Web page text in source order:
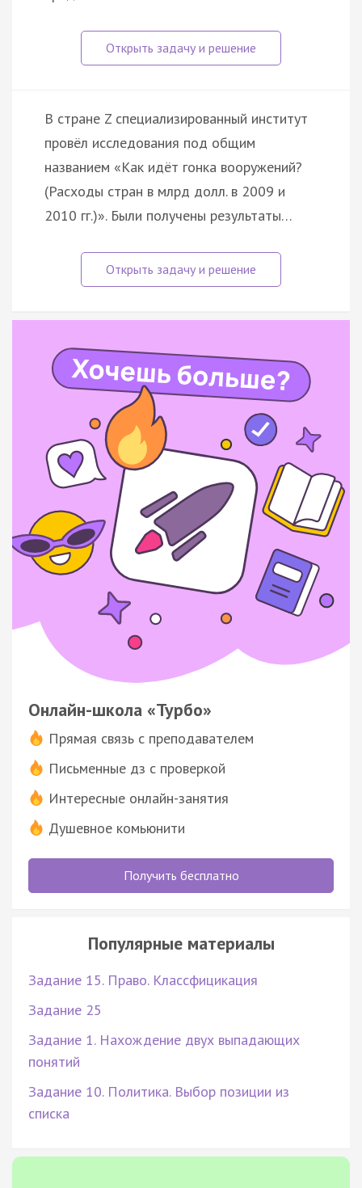
В стране Z специализированный институт
провёл исследования под общим
названием «Как идёт гонка вооружений?
(Расходы стран в млрд долл. в 2009 и
2010 гг.)». Были получены результаты…
Онлайн-школа «Турбо»
Прямая связь с преподавателем
Письменные дз с проверкой
Интересные онлайн-занятия
Душевное комьюнити
Получить бесплатно
Популярные материалы
Задание 15. Право. Классфицикация
Задание 25
Задание 1. Нахождение двух выпадающих
понятий
Задание 10. Политика. Выбор позиции из
списка